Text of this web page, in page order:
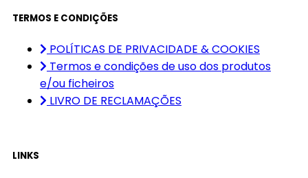
TERMOS E CONDIÇÕES
POLÍTICAS DE PRIVACIDADE & COOKIES
Termos e condições de uso dos produtos
e/ou ficheiros
LIVRO DE RECLAMAÇÕES
LINKS